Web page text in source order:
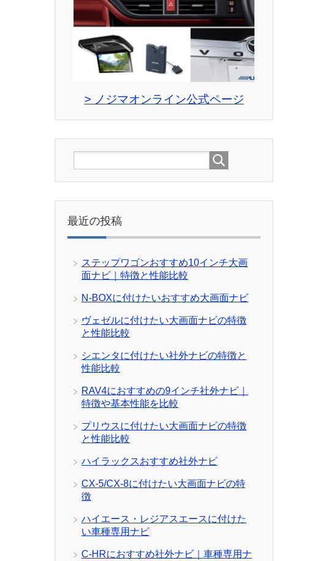
> ノジマオンライン公式ページ
最近の投稿
ステップワゴンおすすめ10インチ大画
面ナビ｜特徴と性能比較
N-BOXに付けたいおすすめ大画面ナビ
ヴェゼルに付けたい大画面ナビの特徴
と性能比較
シエンタに付けたい社外ナビの特徴と
性能比較
RAV4におすすめの9インチ社外ナビ｜
特徴や基本性能を比較
プリウスに付けたい大画面ナビの特徴
と性能比較
ハイラックスおすすめ社外ナビ
CX-5/CX-8に付けたい大画面ナビの特
徴
ハイエース・レジアスエースに付けた
い車種専用ナビ
C-HRにおすすめ社外ナビ｜車種専用ナ